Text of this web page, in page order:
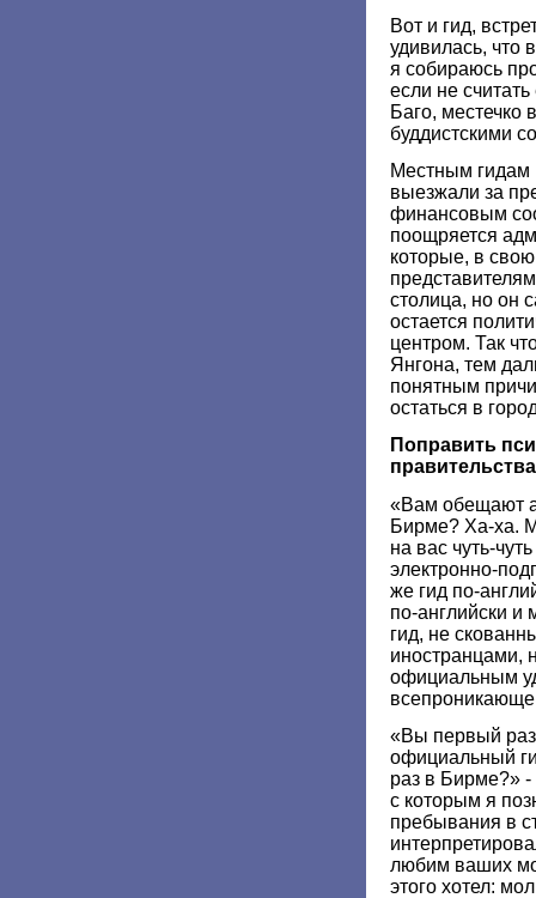
Вот и гид,
удивилась, что
я собираюсь
если не
Баго, местечко
буддистскими
Местным гидам
выезжали за
финансовым
поощряется
которые, в
столица, но он
остается
центром. Так
Янгона, тем
понятным
остаться в
Поправить
правительства
«Вам обещают
Бирме? Ха-ха.
на вас чуть-
электронно-
же гид по-
по-английски
гид, не
иностранцами,
официальным
«Вы первый
официальный
раз в Бирме?»
с которым я
пребывания в
любим ваших
этого хотел: